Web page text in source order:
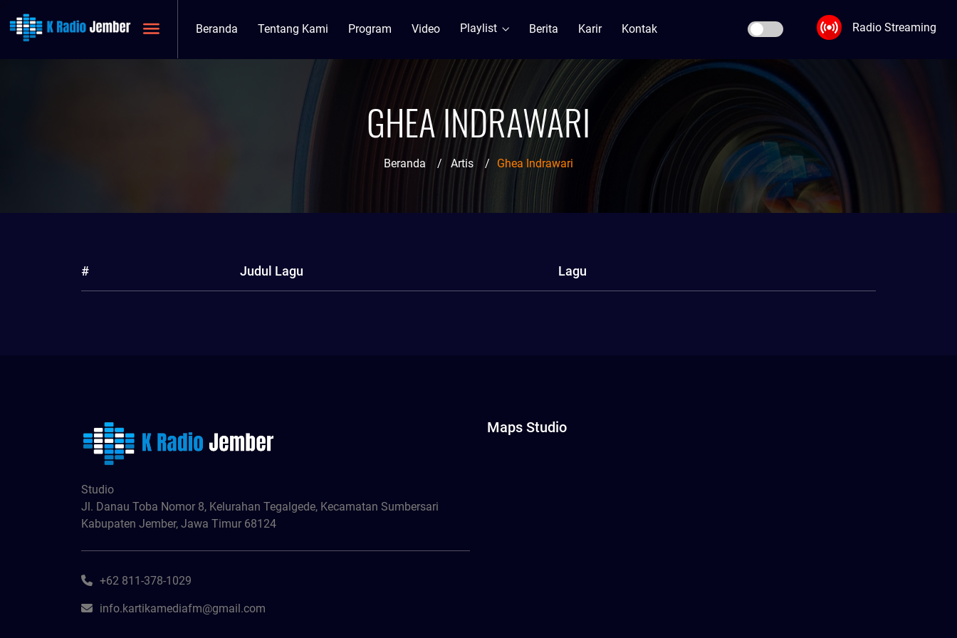
Radio Streaming
Beranda Tentang Kami Program Video Playlist Berita Karir Kontak
GHEA INDRAWARI
Beranda / Artis / Ghea Indrawari
# Judul Lagu Lagu
Studio
Jl. Danau Toba Nomor 8, Kelurahan Tegalgede, Kecamatan Sumbersari
Kabupaten Jember, Jawa Timur 68124
+62 811-378-1029
info.kartikamediafm@gmail.com
Maps Studio